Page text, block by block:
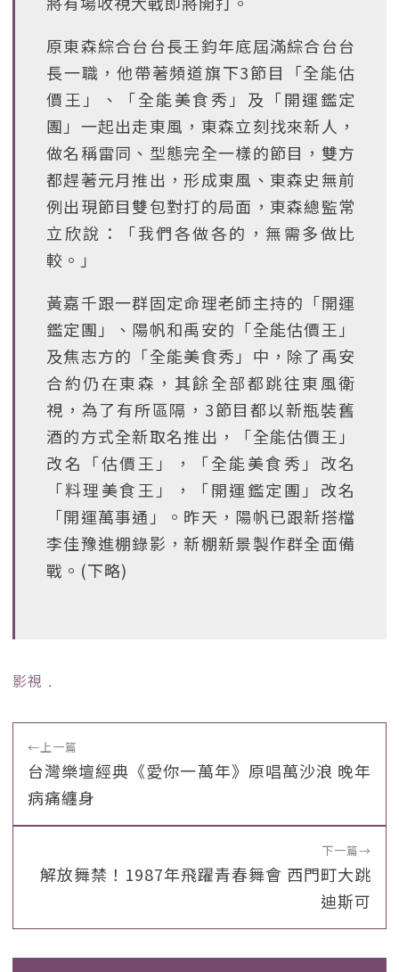
原東森綜合台台長王鈞年底屆滿綜合台台
長一職，他帶著頻道旗下3節目「全能估
價王」、「全能美食秀」及「開運鑑定
團」一起出走東風，東森立刻找來新人，
做名稱雷同、型態完全一樣的節目，雙方
都趕著元月推出，形成東風、東森史無前
例出現節目雙包對打的局面，東森總監常
立欣說：「我們各做各的，無需多做比
較。」
黃嘉千跟一群固定命理老師主持的「開運
鑑定團」、陽帆和禹安的「全能估價王」
及焦志方的「全能美食秀」中，除了禹安
合約仍在東森，其餘全部都跳往東風衛
視，為了有所區隔，3節目都以新瓶裝舊
酒的方式全新取名推出，「全能估價王」
改名「估價王」，「全能美食秀」改名
「料理美食王」，「開運鑑定團」改名
「開運萬事通」。昨天，陽帆已跟新搭檔
李佳豫進棚錄影，新棚新景製作群全面備
戰。(下略)
影視 ﹒
←上一篇
台灣樂壇經典《愛你一萬年》原唱萬沙浪 晚年
病痛纏身
下一篇→
解放舞禁！1987年飛躍青春舞會 西門町大跳
迪斯可